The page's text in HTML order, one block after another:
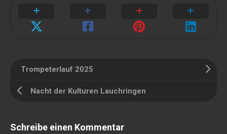
Trompeterlauf 2025
Nacht der Kulturen Lauchringen
Schreibe einen Kommentar